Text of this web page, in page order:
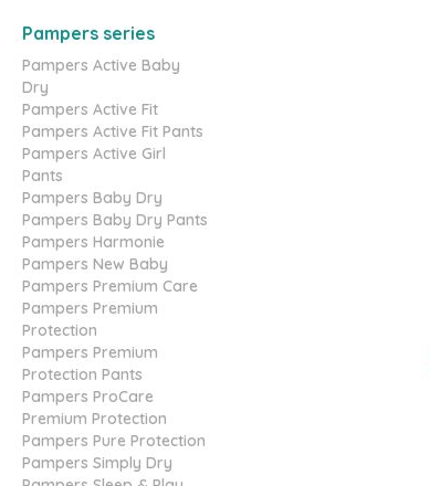
Pampers series
Pampers Active Baby
Dry
Pampers Active Fit
Pampers Active Fit Pants
Pampers Active Girl
Pants
Pampers Baby Dry
Pampers Baby Dry Pants
Pampers Harmonie
Pampers New Baby
Pampers Premium Care
Pampers Premium
Protection
Pampers Premium
Protection Pants
Pampers ProCare
Premium Protection
Pampers Pure Protection
Pampers Simply Dry